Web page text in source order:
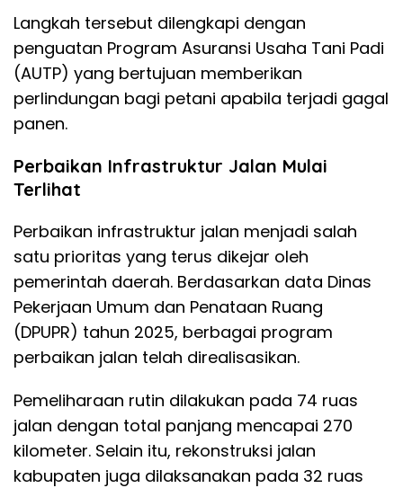
Langkah tersebut dilengkapi dengan
penguatan Program Asuransi Usaha Tani Padi
(AUTP) yang bertujuan memberikan
perlindungan bagi petani apabila terjadi gagal
panen.
Perbaikan Infrastruktur Jalan Mulai
Terlihat
Perbaikan infrastruktur jalan menjadi salah
satu prioritas yang terus dikejar oleh
pemerintah daerah. Berdasarkan data Dinas
Pekerjaan Umum dan Penataan Ruang
(DPUPR) tahun 2025, berbagai program
perbaikan jalan telah direalisasikan.
Pemeliharaan rutin dilakukan pada 74 ruas
jalan dengan total panjang mencapai 270
kilometer. Selain itu, rekonstruksi jalan
kabupaten juga dilaksanakan pada 32 ruas